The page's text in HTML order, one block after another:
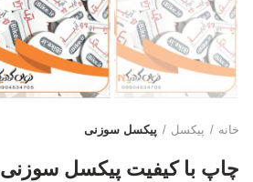
خانه پیکسل پیکسل سوزنی
چاپ با کیفیت پیکسل سوزنی